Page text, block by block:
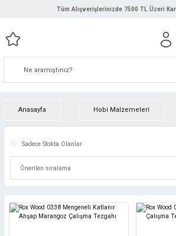
Tüm Alışverişlerinizde 7500 TL Üzeri
Anasayfa Hobi Malzemeleri
Sadece Stokta Olanlar